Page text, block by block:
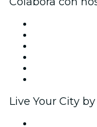
Live Your City